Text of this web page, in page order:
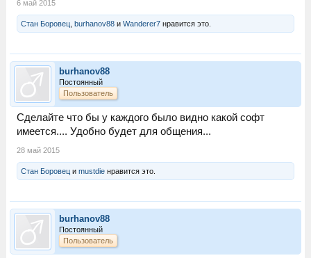
6 май 2015
Стан Боровец ,burhanov88 иWanderer7 нравится это.
burhanov88
Постоянный
Пользователь
Сделайте что бы у каждого было видно какой софт
имеется.... Удобно будет для общения...
28 май 2015
Стан Боровец иmustdie нравится это.
burhanov88
Постоянный
Пользователь